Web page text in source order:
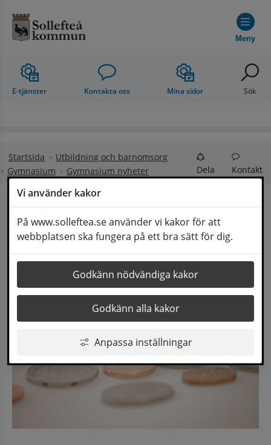
Vi använder kakor
På www.solleftea.se använder vi kakor för att
webbplatsen ska fungera på ett bra sätt för dig.
Godkänn nödvändiga kakor
Godkänn alla kakor
Anpassa inställningar
Meny
E-tjänster Kontakta oss Mina sidor Sök
Startsida
Utbildning och barnomsorg
Gymnasium
Gymnasium nyheter Dela Kontakt
Ansökan om
inackorderingstillägg